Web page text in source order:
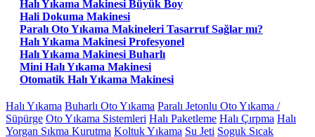
Halı Yıkama Makinesi Büyük Boy
Hali Dokuma Makinesi
Paralı Oto Yıkama Makineleri Tasarruf Sağlar mı?
Halı Yıkama Makinesi Profesyonel
Halı Yıkama Makinesi Buharlı
Mini Halı Yıkama Makinesi
Otomatik Halı Yıkama Makinesi
Halı Yıkama Buharlı Oto Yıkama Paralı Jetonlu Oto Yıkama /
Süpürge Oto Yıkama Sistemleri Halı Paketleme Halı Çırpma Halı
Yorgan Sıkma Kurutma Koltuk Yıkama Su Jeti Soguk Sıcak